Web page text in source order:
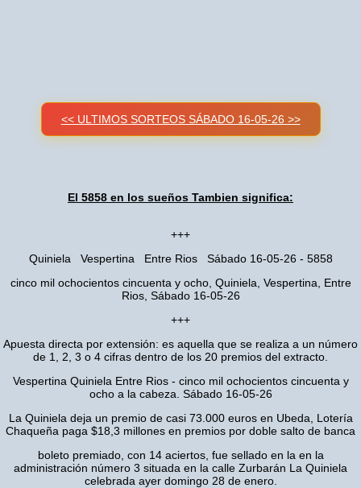
<< ULTIMOS SORTEOS SÁBADO 16-05-26 >>
El 5858 en los sueños Tambien significa:
+++
Quiniela Vespertina Entre Rios Sábado 16-05-26 - 5858
cinco mil ochocientos cincuenta y ocho, Quiniela, Vespertina, Entre
Rios, Sábado 16-05-26
+++
Apuesta directa por extensión: es aquella que se realiza a un número
de 1, 2, 3 o 4 cifras dentro de los 20 premios del extracto.
Vespertina Quiniela Entre Rios - cinco mil ochocientos cincuenta y
ocho a la cabeza. Sábado 16-05-26
La Quiniela deja un premio de casi 73.000 euros en Ubeda, Lotería
Chaqueña paga $18,3 millones en premios por doble salto de banca
boleto premiado, con 14 aciertos, fue sellado en la en la
administración número 3 situada en la calle Zurbarán La Quiniela
celebrada ayer domingo 28 de enero.